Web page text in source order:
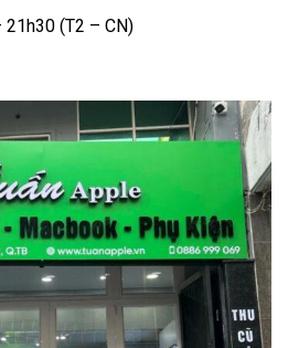
21h30 (T2 – CN)